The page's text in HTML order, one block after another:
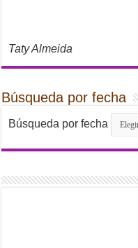
Taty Almeida
Búsqueda por fecha
Búsqueda por fecha